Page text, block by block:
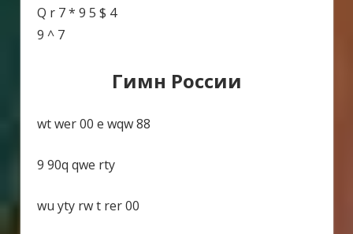
Q r 7 * 9 5 $ 4
9 ^ 7
Гимн России
wt wer 00 e wqw 88
9 90q qwe rty
wu yty rw t rer 00